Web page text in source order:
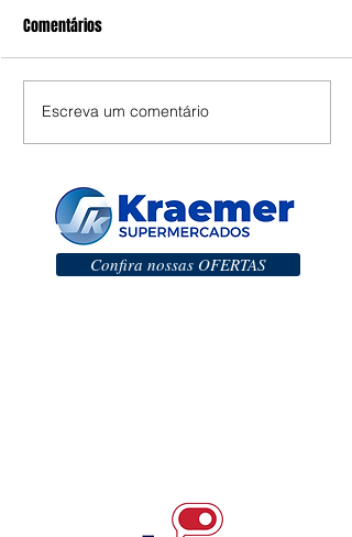
Comentários
Escreva um comentário
Confira nossas OFERTAS